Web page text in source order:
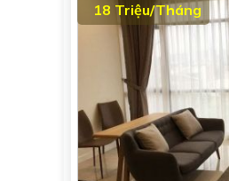
18 Triệu/Tháng